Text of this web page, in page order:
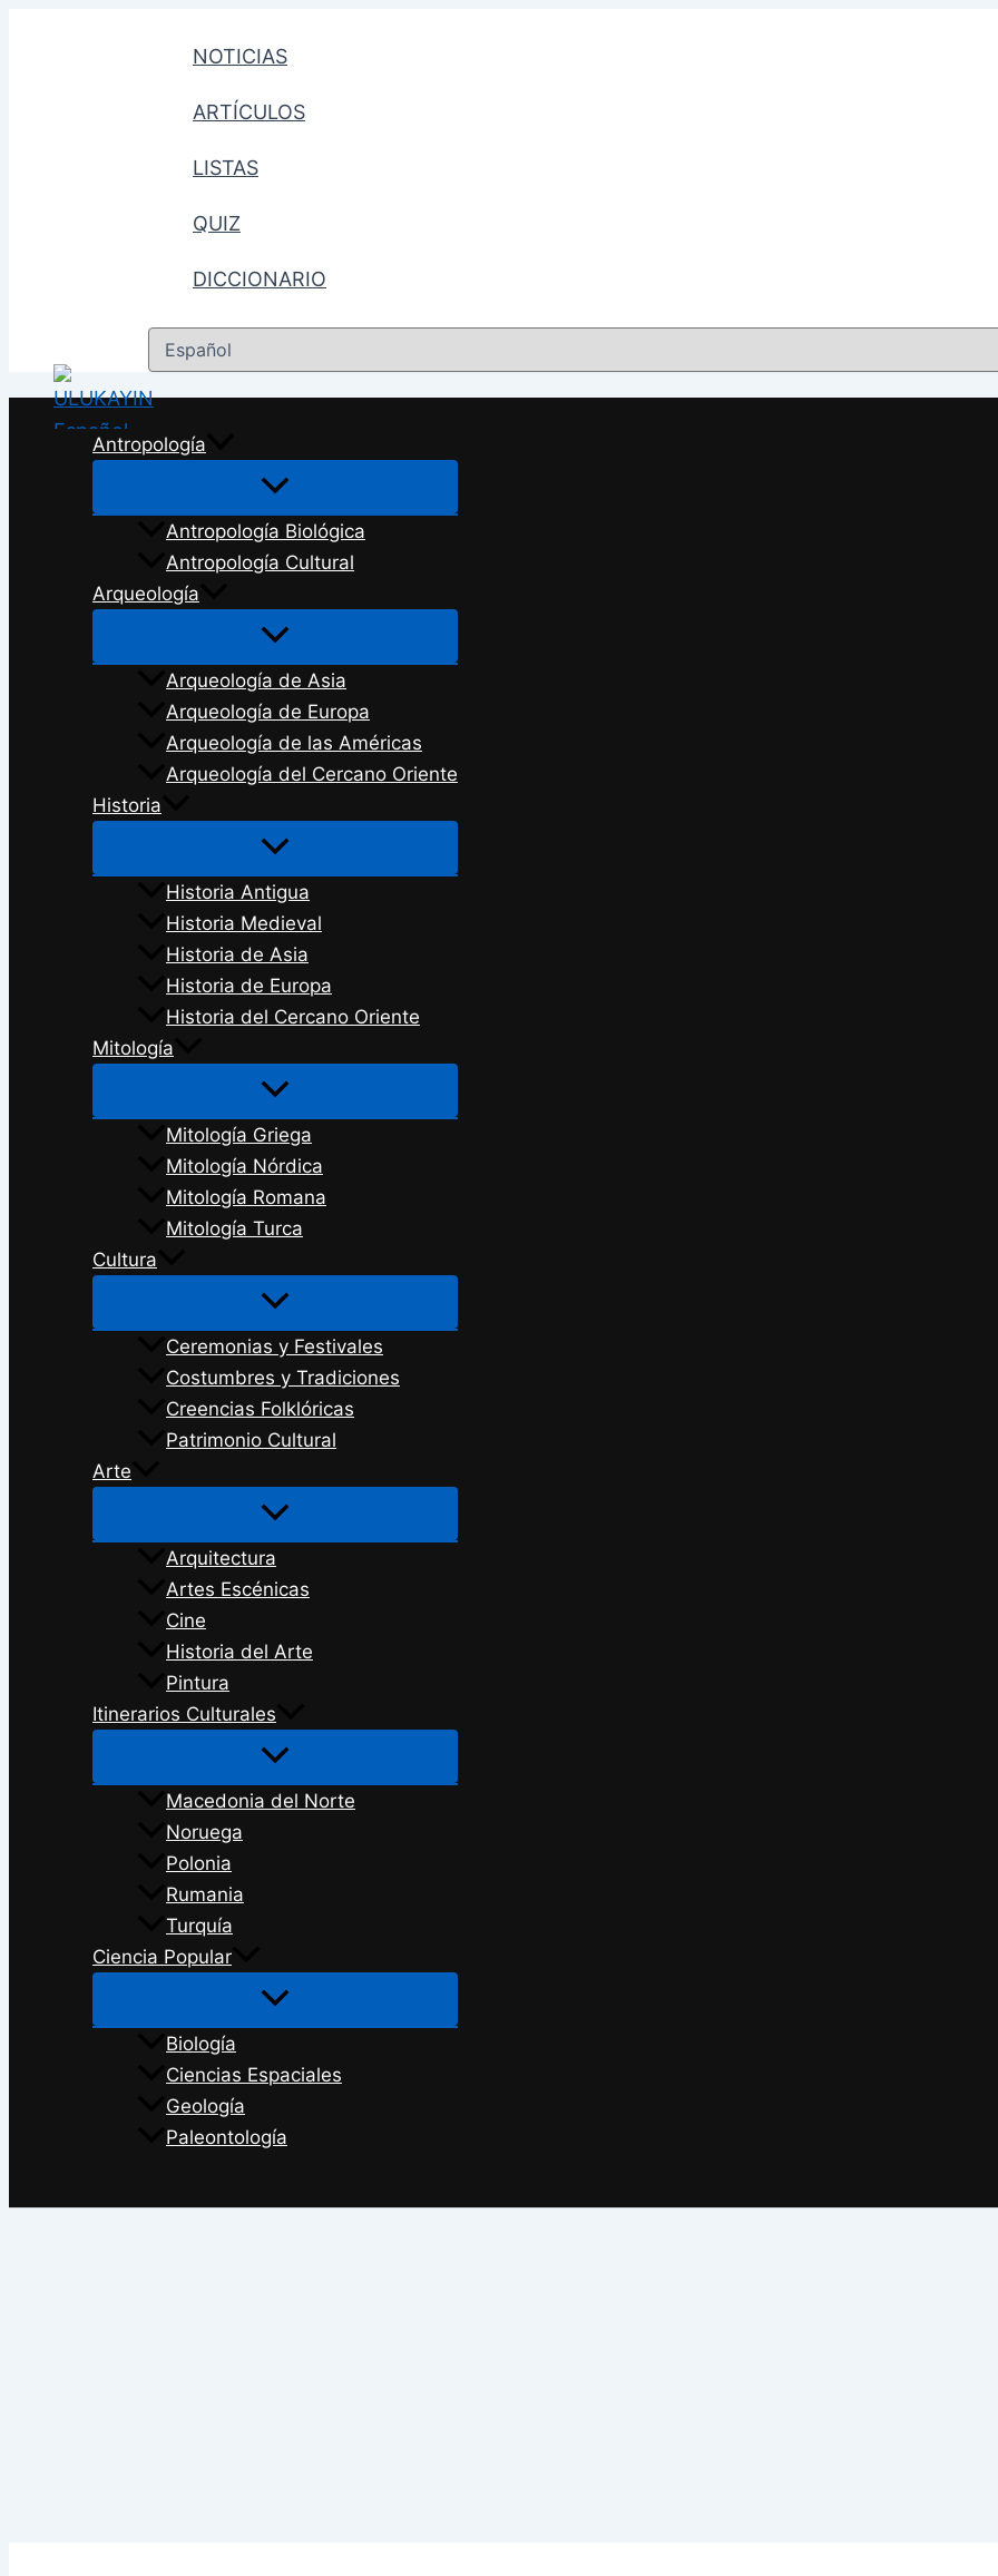
NOTICIAS
ARTÍCULOS
LISTAS
QUIZ
DICCIONARIO
Elegir
Antropología
Antropología Biológica
Antropología Cultural
Arqueología
Arqueología de Asia
Arqueología de Europa
Arqueología de las Américas
Arqueología del Cercano Oriente
Historia
Historia Antigua
Historia Medieval
Historia de Asia
Historia de Europa
Historia del Cercano Oriente
Mitología
Mitología Griega
Mitología Nórdica
Mitología Romana
Mitología Turca
Cultura
Ceremonias y Festivales
Costumbres y Tradiciones
Creencias Folklóricas
Patrimonio Cultural
Arte
Arquitectura
Artes Escénicas
Cine
Historia del Arte
Pintura
Itinerarios Culturales
Macedonia del Norte
Noruega
Polonia
Rumania
Turquía
Ciencia Popular
Biología
Ciencias Espaciales
Geología
Paleontología